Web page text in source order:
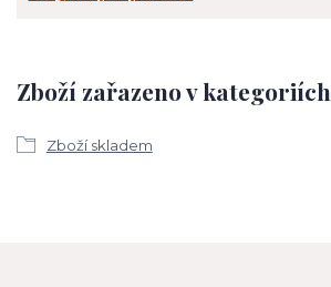
Zboží zařazeno v kategoriích
Zboží skladem